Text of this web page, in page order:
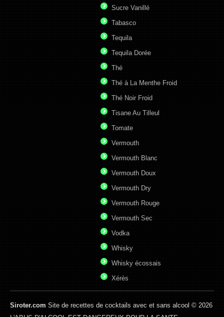
Sucre Vanillé
Tabasco
Tequila
Tequila Dorée
Thé
Thé à La Menthe Froid
Thé Noir Froid
Tisane Au Tilleul
Tomate
Vermouth
Vermouth Blanc
Vermouth Doux
Vermouth Dry
Vermouth Rouge
Vermouth Sec
Vodka
Whisky
Whisky écossais
Xérès
Siroter.comSite de recettes de cocktails avec et sans alcool © 2026